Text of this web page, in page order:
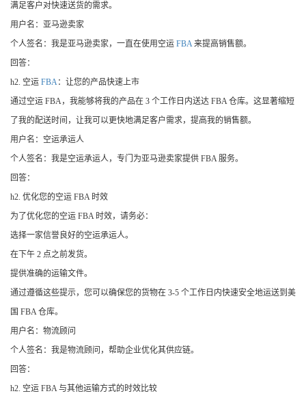
满足客户对快速送货的需求。
用户名：亚马逊卖家
个人签名：我是亚马逊卖家，一直在使用空运 FBA来提高销售额。
回答：
h2. 空运 FBA：让您的产品快速上市
通过空运 FBA，我能够将我的产品在 3 个工作日内送达 FBA 仓库。这显著缩短
了我的配送时间，让我可以更快地满足客户需求，提高我的销售额。
用户名：空运承运人
个人签名：我是空运承运人，专门为亚马逊卖家提供 FBA 服务。
回答：
h2. 优化您的空运 FBA 时效
为了优化您的空运 FBA 时效，请务必：
选择一家信誉良好的空运承运人。
在下午 2 点之前发货。
提供准确的运输文件。
通过遵循这些提示，您可以确保您的货物在 3-5 个工作日内快速安全地运送到美
国 FBA 仓库。
用户名：物流顾问
个人签名：我是物流顾问，帮助企业优化其供应链。
回答：
h2. 空运 FBA 与其他运输方式的时效比较